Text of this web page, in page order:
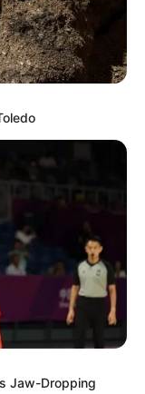
Jaw-Dropping